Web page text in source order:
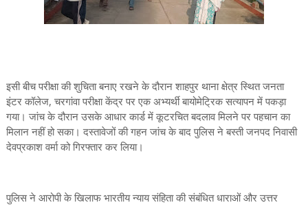
इसी बीच परीक्षा की शुचिता बनाए रखने के दौरान शाहपुर थाना क्षेत्र स्थित जनता
इंटर कॉलेज, चरगांवा परीक्षा केंद्र पर एक अभ्यर्थी बायोमेट्रिक सत्यापन में पकड़ा
गया। जांच के दौरान उसके आधार कार्ड में कूटरचित बदलाव मिलने पर पहचान का
मिलान नहीं हो सका। दस्तावेजों की गहन जांच के बाद पुलिस ने बस्ती जनपद निवासी
देवप्रकाश वर्मा को गिरफ्तार कर लिया।
पुलिस ने आरोपी के खिलाफ भारतीय न्याय संहिता की संबंधित धाराओं और उत्तर